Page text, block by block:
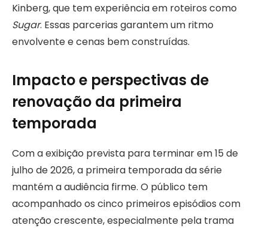
Kinberg, que tem experiência em roteiros como
Sugar. Essas parcerias garantem um ritmo
envolvente e cenas bem construídas.
Impacto e perspectivas de
renovação da primeira
temporada
Com a exibição prevista para terminar em 15 de
julho de 2026, a primeira temporada da série
mantém a audiência firme. O público tem
acompanhado os cinco primeiros episódios com
atenção crescente, especialmente pela trama